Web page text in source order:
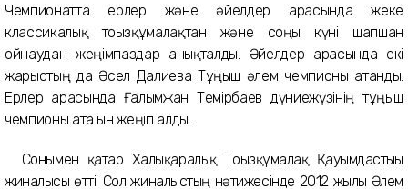
Чемпионатта ерлер және әйелдер арасында
жеке
классикалық
тоғызқұмалақтан және соңғы күні шапшан
ойнаудан жеңімпаздар анықталды. Әйелдер арасында екі
жарыстың да Әсел Далиева Тұңғыш әлем чемпионы атанды.
Ерлер арасында Ғалымжан Темірбаев дүниежүзінің тұңғыш
чемпионы атағ ын жеңіп алды.
Сонымен қатар Халықаралық Тоғыз­құмалақ Қауымдастығы
жиналысы өтті. Сол жиналыстың нәтижесінде 2012 жылы Әлем